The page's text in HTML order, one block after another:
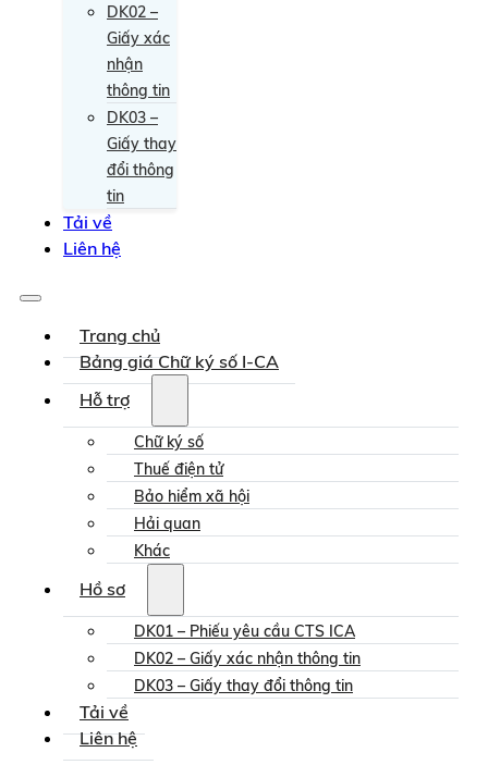
DK02 –
Giấy xác
nhận
thông tin
DK03 –
Giấy thay
đổi thông
tin
Tải về
Liên hệ
Trang chủ
Bảng giá Chữ ký số I-CA
Hỗ trợ
Chữ ký số
Thuế điện tử
Bảo hiểm xã hội
Hải quan
Khác
Hồ sơ
DK01 – Phiếu yêu cầu CTS ICA
DK02 – Giấy xác nhận thông tin
DK03 – Giấy thay đổi thông tin
Tải về
Liên hệ